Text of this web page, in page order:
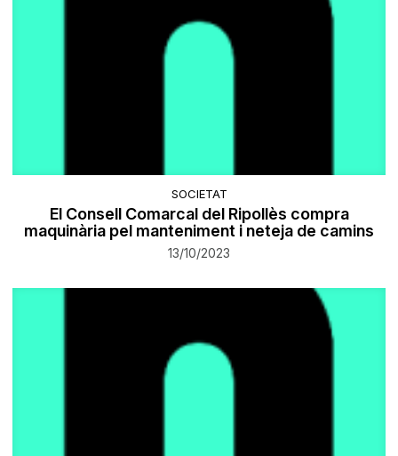
SOCIETAT
El Consell Comarcal del Ripollès compra
maquinària pel manteniment i neteja de camins
13/10/2023